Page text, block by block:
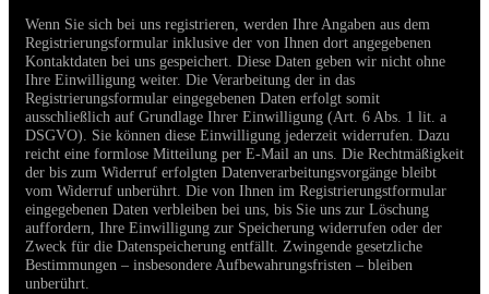
Wenn Sie sich bei uns registrieren, werden Ihre Angaben aus dem
Registrierungsformular inklusive der von Ihnen dort angegebenen
Kontaktdaten bei uns gespeichert. Diese Daten geben wir nicht ohne
Ihre Einwilligung weiter. Die Verarbeitung der in das
Registrierungsformular eingegebenen Daten erfolgt somit
ausschließlich auf Grundlage Ihrer Einwilligung (Art. 6 Abs. 1 lit. a
DSGVO). Sie können diese Einwilligung jederzeit widerrufen. Dazu
reicht eine formlose Mitteilung per E-Mail an uns. Die Rechtmäßigkeit
der bis zum Widerruf erfolgten Datenverarbeitungsvorgänge bleibt
vom Widerruf unberührt. Die von Ihnen im Registrierungstformular
eingegebenen Daten verbleiben bei uns, bis Sie uns zur Löschung
auffordern, Ihre Einwilligung zur Speicherung widerrufen oder der
Zweck für die Datenspeicherung entfällt. Zwingende gesetzliche
Bestimmungen – insbesondere Aufbewahrungsfristen – bleiben
unberührt.